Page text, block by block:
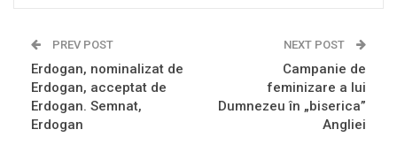
PREV POST
Erdogan, nominalizat de
Erdogan, acceptat de
Erdogan. Semnat,
Erdogan
NEXT POST
Campanie de
feminizare a lui
Dumnezeu în „biserica”
Angliei